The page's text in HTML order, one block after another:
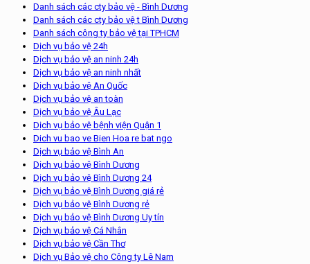
Danh sách các cty bảo vệ - Bình Dương
Danh sách các cty bảo vệ t Bình Dương
Danh sách công ty bảo vệ tại TPHCM
Dịch vụ bảo vệ 24h
Dịch vụ bảo vệ an ninh 24h
Dịch vụ bảo vệ an ninh nhất
Dịch vụ bảo vệ An Quốc
Dịch vụ bảo vệ an toàn
Dịch vụ bảo vệ Âu Lạc
Dịch vụ bảo vệ bệnh viện Quận 1
Dich vu bao ve Bien Hoa re bat ngo
Dịch vụ bảo vệ Bình An
Dịch vụ bảo vệ Bình Dương
Dịch vụ bảo vệ Bình Dương 24
Dịch vụ bảo vệ Bình Dương giá rẻ
Dịch vụ bảo vệ Bình Dương rẻ
Dịch vụ bảo vệ Bình Dương Uy tín
Dịch vụ bảo vệ Cá Nhân
Dịch vụ bảo vệ Cần Thơ
Dịch vụ Bảo vệ cho Công ty Lê Nam